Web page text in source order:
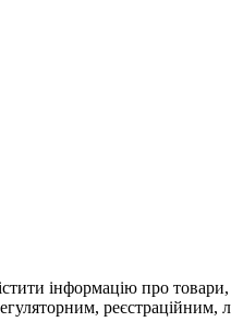
інформацію про